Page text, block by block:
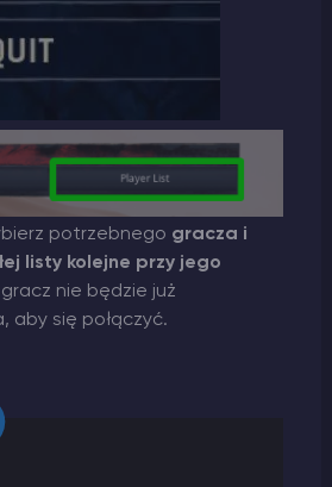
potrzebnego gracza i
listy kolejne przy jego
nie będzie już
aby się połączyć.